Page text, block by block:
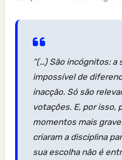
“(…) São incógnitos: a
impossível de
inacção. Só são
votações. E, por isso,
momentos mais
criaram a disciplina
sua escolha não é